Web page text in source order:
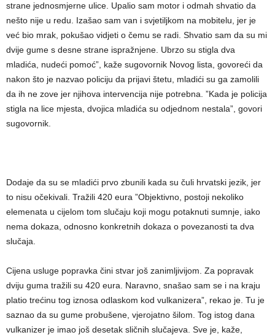
strane jednosmjerne ulice. Upalio sam motor i odmah shvatio da
nešto nije u redu. Izašao sam van i svjetiljkom na mobitelu, jer je
već bio mrak, pokušao vidjeti o čemu se radi. Shvatio sam da su mi
dvije gume s desne strane ispražnjene. Ubrzo su stigla dva
mladića, nudeći pomoć”, kaže sugovornik Novog lista, govoreći da
nakon što je nazvao policiju da prijavi štetu, mladići su ga zamolili
da ih ne zove jer njihova intervencija nije potrebna. ”Kada je policija
stigla na lice mjesta, dvojica mladića su odjednom nestala”, govori
sugovornik.
Dodaje da su se mladići prvo zbunili kada su čuli hrvatski jezik, jer
to nisu očekivali. Tražili 420 eura ”Objektivno, postoji nekoliko
elemenata u cijelom tom slučaju koji mogu potaknuti sumnje, iako
nema dokaza, odnosno konkretnih dokaza o povezanosti ta dva
slučaja.
Cijena usluge popravka čini stvar još zanimljivijom. Za popravak
dviju guma tražili su 420 eura. Naravno, snašao sam se i na kraju
platio trećinu tog iznosa odlaskom kod vulkanizera”, rekao je. Tu je
saznao da su gume probušene, vjerojatno šilom. Tog istog dana
vulkanizer je imao još desetak sličnih slučajeva. Sve je, kaže,